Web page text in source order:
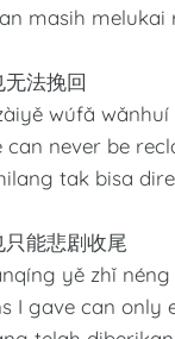
masih melukai
法挽回
wúfǎ wǎnhuí
can never be
tak bisa
能悲剧收尾
yě zhǐ
I gave can only